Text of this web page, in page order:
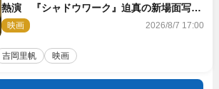
熱演 『シャドウワーク』迫真の新場面写真
公開
映画 2026/8/7 17:00
吉岡里帆 映画